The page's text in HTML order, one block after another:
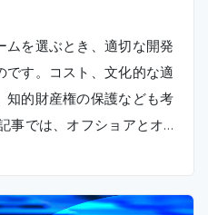
を選ぶとき、適切な開発
す。コスト、文化的な適
知的財産権の保護なども考
事では、オフショアとオン
をご紹介します。